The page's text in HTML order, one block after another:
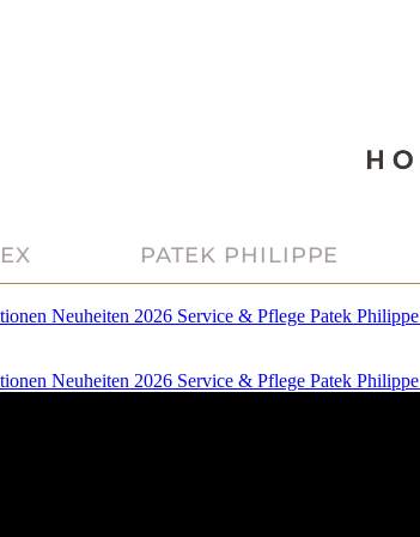
PATEK PHILIPPE
Neuheiten 2026 Service & Pflege Patek Philippe
Neuheiten 2026 Service & Pflege Patek Philippe